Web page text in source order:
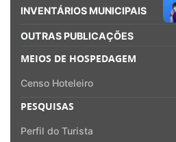
INVENTÁRIOS MUNICIPAIS
OUTRAS PUBLICAÇÕES
MEIOS DE HOSPEDAGEM
Censo Hoteleiro
PESQUISAS
Perfil do Turista